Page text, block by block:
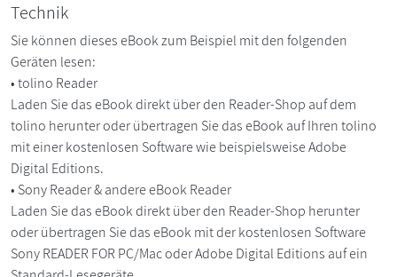
Technik
Sie können dieses eBook zum Beispiel mit den folgenden
Geräten lesen:
• tolino Reader
Laden Sie das eBook direkt über den Reader-Shop auf dem
tolino herunter oder übertragen Sie das eBook auf Ihren tolino
mit einer kostenlosen Software wie beispielsweise Adobe
Digital Editions.
• Sony Reader & andere eBook Reader
Laden Sie das eBook direkt über den Reader-Shop herunter
oder übertragen Sie das eBook mit der kostenlosen Software
Sony READER FOR PC/Mac oder Adobe Digital Editions auf ein